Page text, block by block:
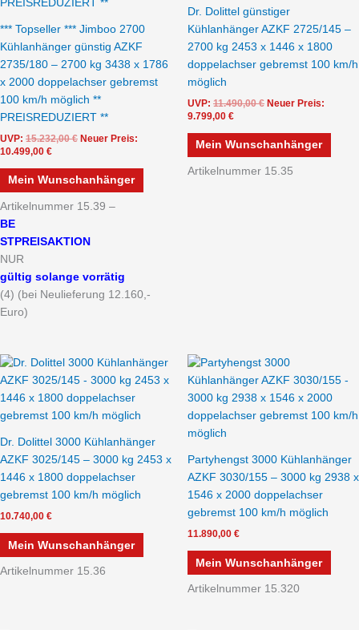
*** Topseller *** Jimboo 2700
Kühlanhänger günstig AZKF
2735/180 – 2700 kg 3438 x 1786
x 2000 doppelachser gebremst
100 km/h möglich **
PREISREDUZIERT **
UVP: 15.232,00€ Neuer Preis:
10.499,00 €
Mein Wunschanhänger
Artikelnummer 15.39 –
BE
STPREISAKTION
NUR
gültig solange vorrätig
(4) (bei Neulieferung 12.160,-
Euro)
Dr. Dolittel günstiger
Kühlanhänger AZKF 2725/145 –
2700 kg 2453 x 1446 x 1800
doppelachser gebremst 100 km/h
möglich
UVP: 11.490,00€ Neuer Preis:
9.799,00 €
Mein Wunschanhänger
Artikelnummer 15.35
Dr. Dolittel 3000 Kühlanhänger
AZKF 3025/145 – 3000 kg 2453 x
1446 x 1800 doppelachser
gebremst 100 km/h möglich
10.740,00 €
Mein Wunschanhänger
Artikelnummer 15.36
Partyhengst 3000 Kühlanhänger
AZKF 3030/155 – 3000 kg 2938 x
1546 x 2000 doppelachser
gebremst 100 km/h möglich
11.890,00 €
Mein Wunschanhänger
Artikelnummer 15.320